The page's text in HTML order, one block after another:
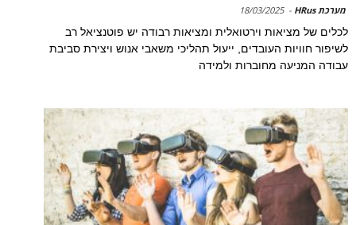
מערכת HRus -
18/03/2025
לכלים של מציאות וירטואלית ומציאות רבודה יש פוטנציאל רב
לשיפור חוויות העובדים, ייעול תהליכי משאבי אנוש ויצירת סביבת
עבודה המניעה מחוברות ולמידה